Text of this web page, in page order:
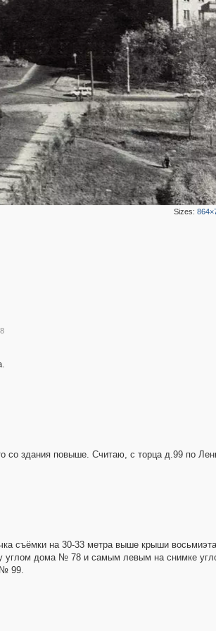
Sizes:
со здания повыше. Считаю, с торца д.99 по
съёмки на 30-33 метра выше крыши
дома № 78 и самым левым на снимке
№ 99.